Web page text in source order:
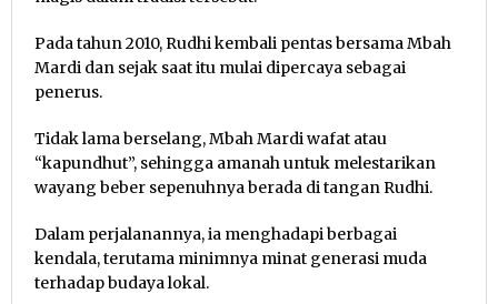
Pada tahun 2010, Rudhi kembali pentas bersama Mbah
Mardi dan sejak saat itu mulai dipercaya sebagai
penerus.
Tidak lama berselang, Mbah Mardi wafat atau
“kapundhut”, sehingga amanah untuk melestarikan
wayang beber sepenuhnya berada di tangan Rudhi.
Dalam perjalanannya, ia menghadapi berbagai
kendala, terutama minimnya minat generasi muda
terhadap budaya lokal.